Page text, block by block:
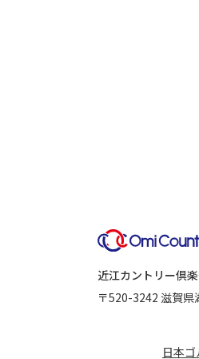
近江カントリー倶
〒520-3242 滋賀県
日本